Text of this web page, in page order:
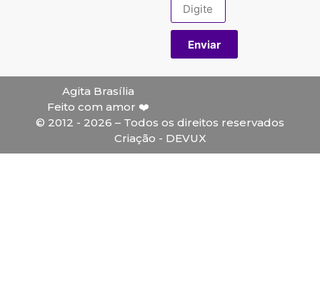
Enviar
Agita Brasília
Feito com amor ❤️
© 2012 - 2026 – Todos os direitos reservados
Criação - DEVUX